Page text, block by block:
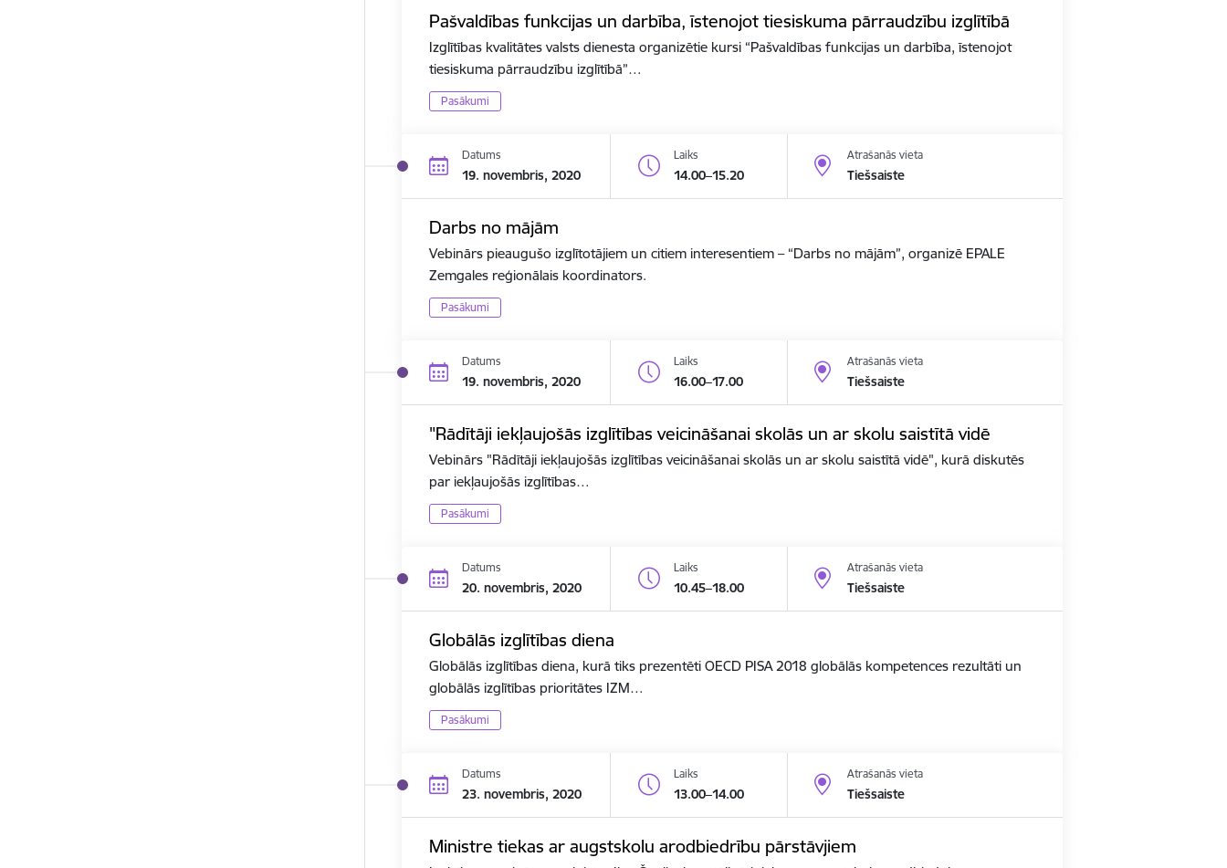
Pašvaldības funkcijas un darbība, īstenojot tiesiskuma pārraudzību izglītībā
Izglītības kvalitātes valsts dienesta organizētie kursi “Pašvaldības funkcijas un darbība, īstenojot
tiesiskuma pārraudzību izglītībā”…
Pasākumi
Datums
19. novembris, 2020
Laiks
14.00–15.20
Atrašanās vieta
Tiešsaiste
Darbs no mājām
Vebinārs pieaugušo izglītotājiem un citiem interesentiem – “Darbs no mājām”, organizē EPALE
Zemgales reģionālais koordinators.
Pasākumi
Datums
19. novembris, 2020
Laiks
16.00–17.00
Atrašanās vieta
Tiešsaiste
"Rādītāji iekļaujošās izglītības veicināšanai skolās un ar skolu saistītā vidē
Vebinārs "Rādītāji iekļaujošās izglītības veicināšanai skolās un ar skolu saistītā vidē", kurā diskutēs
par iekļaujošās izglītības…
Pasākumi
Datums
20. novembris, 2020
Laiks
10.45–18.00
Atrašanās vieta
Tiešsaiste
Globālās izglītības diena
Globālās izglītības diena, kurā tiks prezentēti OECD PISA 2018 globālās kompetences rezultāti un
globālās izglītības prioritātes IZM…
Pasākumi
Datums
23. novembris, 2020
Laiks
13.00–14.00
Atrašanās vieta
Tiešsaiste
Ministre tiekas ar augstskolu arodbiedrību pārstāvjiem